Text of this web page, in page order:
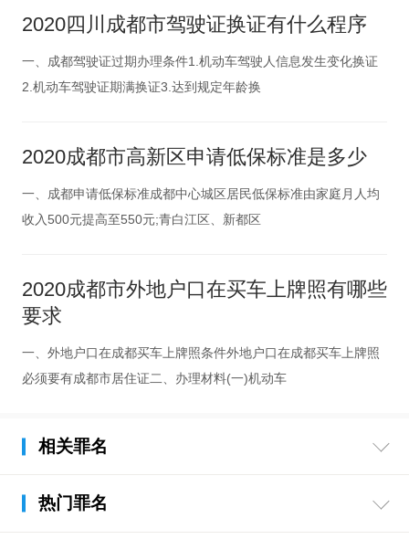
2020四川成都市驾驶证换证有什么程序
一、成都驾驶证过期办理条件1.机动车驾驶人信息发生变化换证
2.机动车驾驶证期满换证3.达到规定年龄换
2020成都市高新区申请低保标准是多少
一、成都申请低保标准成都中心城区居民低保标准由家庭月人均
收入500元提高至550元;青白江区、新都区
2020成都市外地户口在买车上牌照有哪些
要求
一、外地户口在成都买车上牌照条件外地户口在成都买车上牌照
必须要有成都市居住证二、办理材料(一)机动车
相关罪名
热门罪名